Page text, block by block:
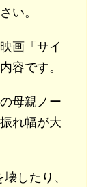
い。
画「サイ
容です。
母親ノー
れ幅が大
したり、